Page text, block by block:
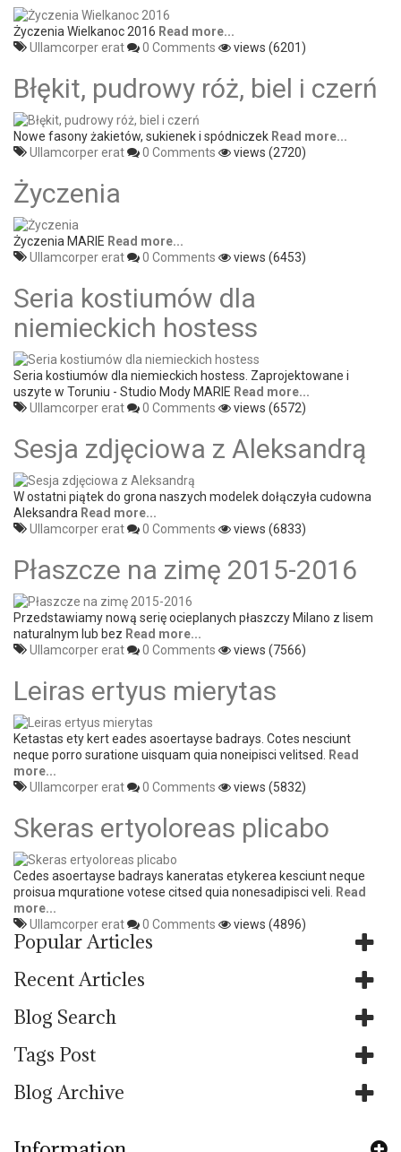
Życzenia Wielkanoc 2016 Read more...
Ullamcorper erat
0 Comments views (6201)
Błękit, pudrowy róż, biel i czerń
Nowe fasony żakietów, sukienek i spódniczek Read more...
Ullamcorper erat
0 Comments views (2720)
Życzenia
Życzenia MARIE Read more...
Ullamcorper erat
0 Comments views (6453)
Seria kostiumów dla
niemieckich hostess
Seria kostiumów dla niemieckich hostess. Zaprojektowane i
uszyte w Toruniu - Studio Mody MARIE Read more...
Ullamcorper erat
0 Comments views (6572)
Sesja zdjęciowa z Aleksandrą
W ostatni piątek do grona naszych modelek dołączyła cudowna
Aleksandra Read more...
Ullamcorper erat
0 Comments views (6833)
Płaszcze na zimę 2015-2016
Przedstawiamy nową serię ocieplanych płaszczy Milano z lisem
naturalnym lub bez Read more...
Ullamcorper erat
0 Comments views (7566)
Leiras ertyus mierytas
Ketastas ety kert eades asoertayse badrays. Cotes nesciunt
neque porro suratione uisquam quia noneipisci velitsed.
Read
more...
Ullamcorper erat
0 Comments views (5832)
Skeras ertyoloreas plicabo
Cedes asoertayse badrays kaneratas etykerea kesciunt neque
proisua mquratione votese citsed quia nonesadipisci veli.
Read
more...
Ullamcorper erat
0 Comments views (4896)
Popular Articles
Recent Articles
Blog Search
Tags Post
Blog Archive